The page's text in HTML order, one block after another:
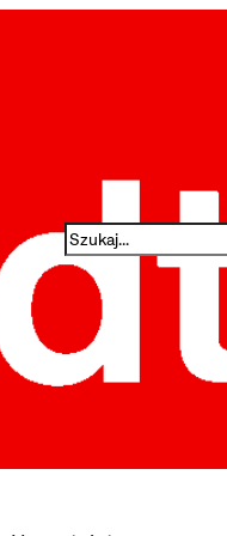
Szukaj